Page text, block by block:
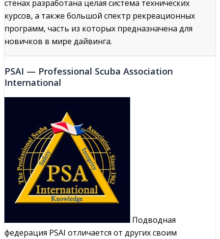
стенах разработана целая система технических
курсов, а также большой спектр рекреационных
программ, часть из которых предназначена для
новичков в мире дайвинга.
PSAI — Professional Scuba Association
International
Подводная
федерация PSAI отличается от других своим